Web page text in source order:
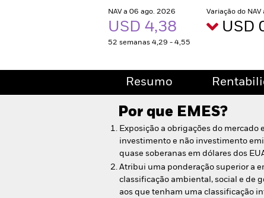
NAV a 06 ago. 2026
USD 4,38
52 semanas 4,29 - 4,55
Variação do
USD
Resumo
Por que EMES?
Exposição a obrigações do mercado
investimento e não investimento
quase soberanas em dólares dos
Atribui uma ponderação superior a
classificação ambiental, social e de
aos que tenham uma classificação